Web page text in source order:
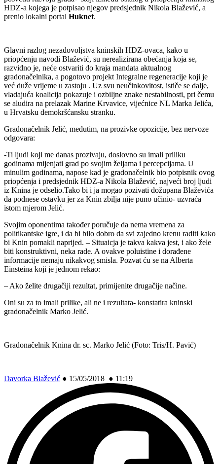
HDZ-a kojega je potpisao njegov predsjednik Nikola Blažević, a
prenio lokalni portal Huknet.
Glavni razlog nezadovoljstva kninskih HDZ-ovaca, kako u
priopćenju navodi Blažević, su nerealizirana obećanja koja se,
razvidno je, neće ostvariti do kraja mandata aktualnog
gradonačelnika, a pogotovo projekt Integralne regeneracije koji je
već duže vrijeme u zastoju . Uz svu neučinkovitost, ističe se dalje,
vladajuća koalicija pokazuje i ozbiljne znake nestabilnosti, pri čemu
se aludira na prelazak Marine Krvavice, vijećnice NL Marka Jelića,
u Hrvatsku demokršćansku stranku.
Gradonačelnik Jelić, međutim, na prozivke opozicije, bez nervoze
odgovara:
-Ti ljudi koji me danas prozivaju, doslovno su imali priliku
godinama mijenjati grad po svojim željama i percepcijama. U
minulim godinama, napose kad je gradonačelnik bio potpisnik ovog
priopćenja i predsjednik HDZ-a Nikola Blažević, najveći broj ljudi
iz Knina je odselio.Tako bi i ja mogao pozivati dožupana Blaževića
da podnese ostavku jer za Knin zbilja nije puno učinio- uzvraća
istom mjerom Jelić.
Svojim oponentima također poručuje da nema vremena za
politikantske igre, i da bi bilo dobro da svi zajedno krenu raditi kako
bi Knin pomakli naprijed. – Situaicja je takva kakva jest, i ako žele
biti konstruktivni, neka rade. A ovakve poluistine i dorađene
informacije nemaju nikakvog smisla. Pozvat ću se na Alberta
Einsteina koji je jednom rekao:
– Ako želite drugačiji rezultat, primijenite drugačije načine.
Oni su za to imali prilike, ali ne i rezultata- konstatira kninski
gradonačelnik Marko Jelić.
Gradonačelnik Knina dr. sc. Marko Jelić (Foto: Tris/H. Pavić)
Davorka Blažević ● 15/05/2018 ● 11:19